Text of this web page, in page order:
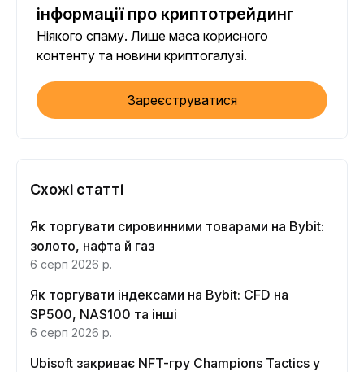
інформації про криптотрейдинг
Ніякого спаму. Лише маса корисного
контенту та новини криптогалузі.
Зареєструватися
Схожі статті
Як торгувати сировинними товарами на Bybit:
золото, нафта й газ
6 серп 2026 р.
Як торгувати індексами на Bybit: CFD на
SP500, NAS100 та інші
6 серп 2026 р.
Ubisoft закриває NFT-гру Champions Tactics у